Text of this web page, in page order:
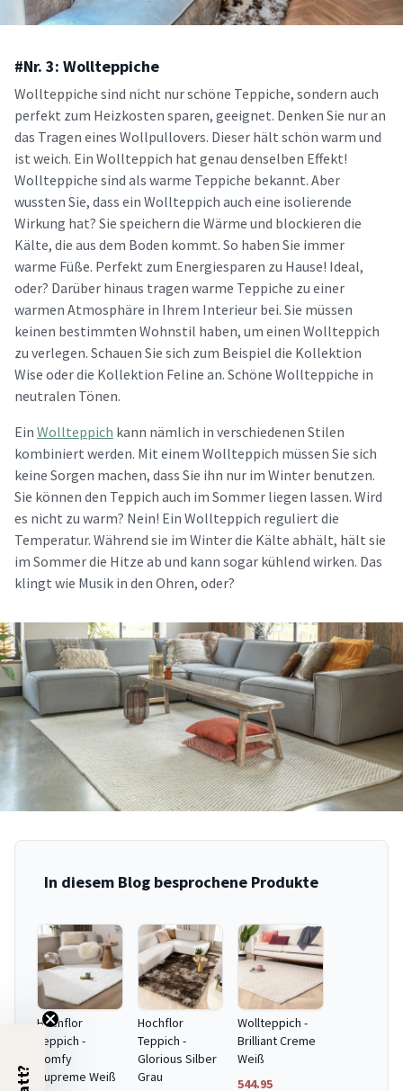
#Nr. 3: Wollteppiche
Wollteppiche sind nicht nur schöne Teppiche, sondern auch
perfekt zum Heizkosten sparen, geeignet. Denken Sie nur an
das Tragen eines Wollpullovers. Dieser hält schön warm und
ist weich. Ein Wollteppich hat genau denselben Effekt!
Wollteppiche sind als warme Teppiche bekannt. Aber
wussten Sie, dass ein Wollteppich auch eine isolierende
Wirkung hat? Sie speichern die Wärme und blockieren die
Kälte, die aus dem Boden kommt. So haben Sie immer
warme Füße. Perfekt zum Energiesparen zu Hause! Ideal,
oder? Darüber hinaus tragen warme Teppiche zu einer
warmen Atmosphäre in Ihrem Interieur bei. Sie müssen
keinen bestimmten Wohnstil haben, um einen Wollteppich
zu verlegen. Schauen Sie sich zum Beispiel die Kollektion
Wise oder die Kollektion Feline an. Schöne Wollteppiche in
neutralen Tönen.
Ein Wollteppich kann nämlich in verschiedenen Stilen
kombiniert werden. Mit einem Wollteppich müssen Sie sich
keine Sorgen machen, dass Sie ihn nur im Winter benutzen.
Sie können den Teppich auch im Sommer liegen lassen. Wird
es nicht zu warm? Nein! Ein Wollteppich reguliert die
Temperatur. Während sie im Winter die Kälte abhält, hält sie
im Sommer die Hitze ab und kann sogar kühlend wirken. Das
klingt wie Musik in den Ohren, oder?
In diesem Blog besprochene Produkte
Hochflor
Teppich -
Comfy
Supreme Weiß
Hochflor
Teppich -
Glorious Silber
Grau
Wollteppich -
Brilliant Creme
Weiß
544.95